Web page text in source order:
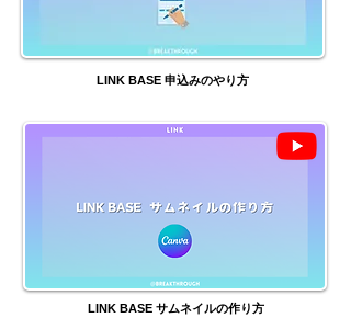
LINK BASE 申込みのやり方
LINK BASE サムネイルの作り方